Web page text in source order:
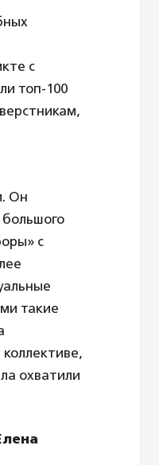
с
топ-100
Он
большого
с
такие
охватили